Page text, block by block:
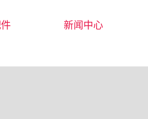
新闻中心